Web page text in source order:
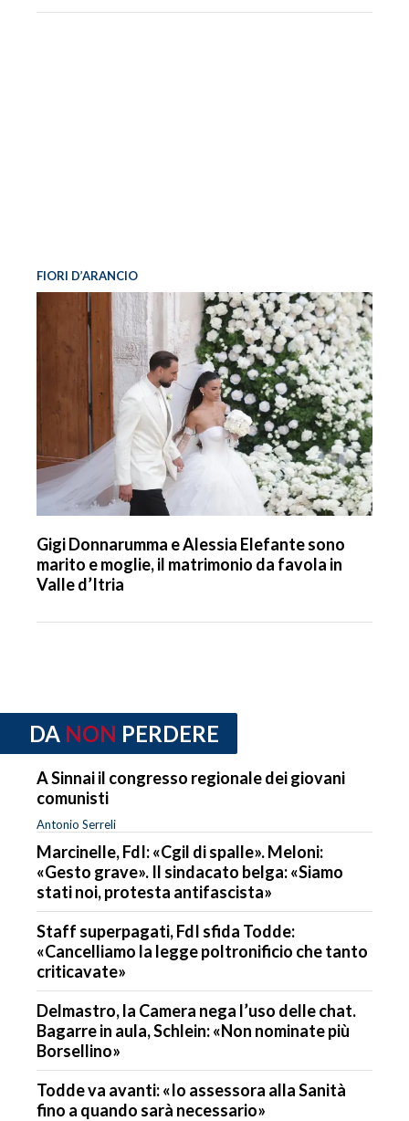
FIORI D’ARANCIO
Gigi Donnarumma e Alessia Elefante sono
marito e moglie, il matrimonio da favola in
Valle d’Itria
DA NON PERDERE
A Sinnai il congresso regionale dei giovani
comunisti
Antonio Serreli
Marcinelle, FdI: «Cgil di spalle». Meloni:
«Gesto grave». Il sindacato belga: «Siamo
stati noi, protesta antifascista»
Staff superpagati, FdI sfida Todde:
«Cancelliamo la legge poltronificio che tanto
criticavate»
Delmastro, la Camera nega l’uso delle chat.
Bagarre in aula, Schlein: «Non nominate più
Borsellino»
Todde va avanti: «Io assessora alla Sanità
fino a quando sarà necessario»